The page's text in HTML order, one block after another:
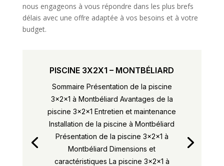
nous engageons à vous répondre dans les plus brefs
délais avec une offre adaptée à vos besoins et à votre
budget.
PISCINE 3X2X1 – MONTBÉLIARD
Sommaire Présentation de la piscine
3x2x1 à Montbéliard Avantages de la
piscine 3x2x1 Entretien et maintenance
Installation de la piscine à Montbéliard
Présentation de la piscine 3x2x1 à
Montbéliard Dimensions et
caractéristiques La piscine 3x2x1 à